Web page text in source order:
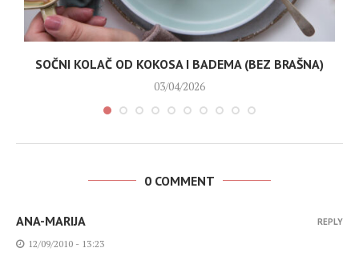
SOČNI KOLAČ OD KOKOSA I BADEMA (BEZ BRAŠNA)
03/04/2026
0 COMMENT
ANA-MARIJA
12/09/2010 - 13:23
REPLY